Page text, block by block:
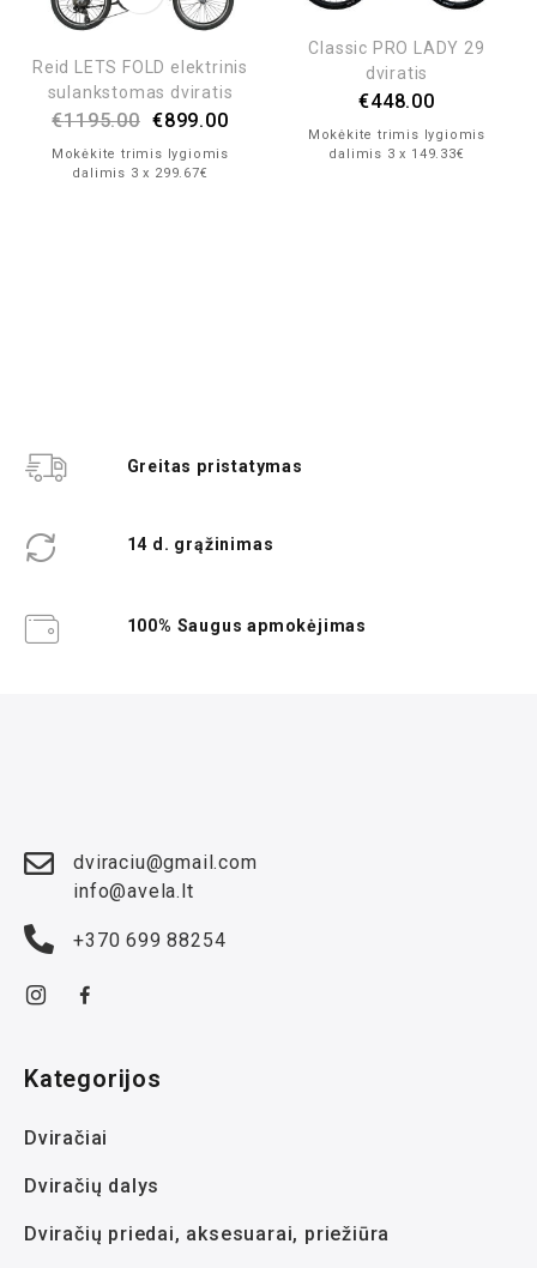
Reid LETS FOLD elektrinis
sulankstomas dviratis
€1195.00 €899.00
Mokėkite trimis lygiomis
dalimis 3 x 299.67€
Classic PRO LADY 29
dviratis
€448.00
Mokėkite trimis lygiomis
dalimis 3 x 149.33€
Greitas pristatymas
14 d. grąžinimas
100% Saugus apmokėjimas
dviraciu@gmail.com
info@avela.lt
+370 699 88254
Kategorijos
Dviračiai
Dviračių dalys
Dviračių priedai, aksesuarai, priežiūra